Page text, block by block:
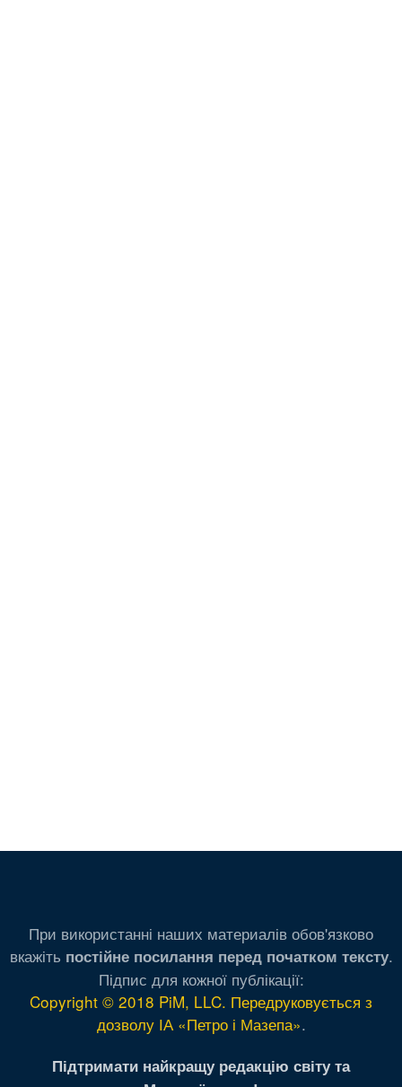
При використанні наших материалів обов'язково
вкажіть постійне посилання перед початком тексту.
Підпис для кожної публікації:
Copyright © 2018 PiM, LLC. Передруковується з
дозволу ІА «Петро і Мазепа».
Підтримати найкращу редакцію світу та